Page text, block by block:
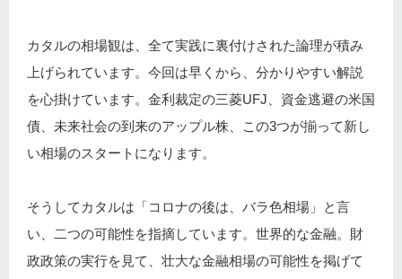
カタルの相場観は、全て実践に裏付けされた論理が積み
上げられています。今回は早くから、分かりやすい解説
を心掛けています。金利裁定の三菱UFJ、資金逃避の米国
債、未来社会の到来のアップル株、この3つが揃って新し
い相場のスタートになります。
そうしてカタルは「コロナの後は、バラ色相場」と言
い、二つの可能性を指摘しています。世界的な金融。財
政政策の実行を見て、壮大な金融相場の可能性を掲げて